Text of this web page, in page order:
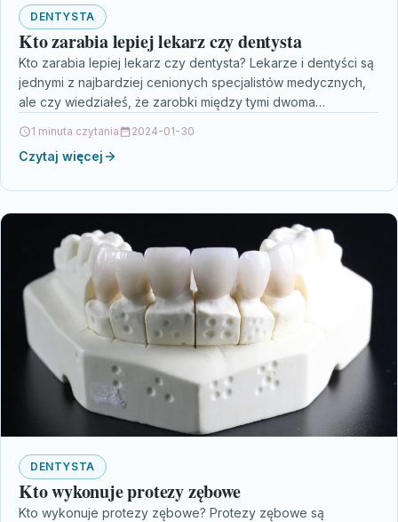
DENTYSTA
Kto zarabia lepiej lekarz czy dentysta
Kto zarabia lepiej lekarz czy dentysta? Lekarze i dentyści są
jednymi z najbardziej cenionych specjalistów medycznych,
ale czy wiedziałeś, że zarobki między tymi dwoma…
1 minuta czytania 2024-01-30
Czytaj więcej
DENTYSTA
Kto wykonuje protezy zębowe
Kto wykonuje protezy zębowe? Protezy zębowe są